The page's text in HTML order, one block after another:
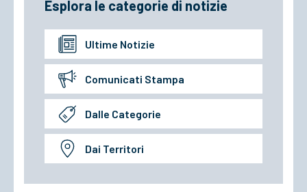
Esplora le categorie di notizie
Ultime Notizie
Comunicati Stampa
Dalle Categorie
Dai Territori